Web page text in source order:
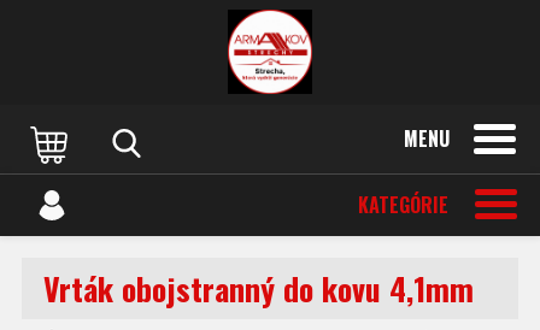
MENU
KATEGÓRIE
Vrták obojstranný do kovu 4,1mm